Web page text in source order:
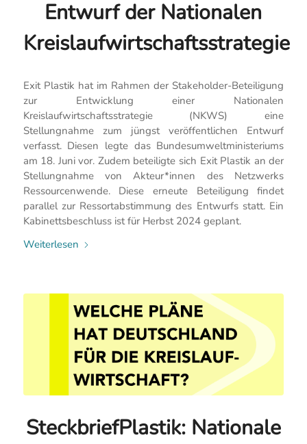
Entwurf der Nationalen
Kreislaufwirtschaftsstrategie
Exit Plastik hat im Rahmen der Stakeholder-Beteiligung
zur Entwicklung einer Nationalen
Kreislaufwirtschaftsstrategie (NKWS) eine
Stellungnahme zum jüngst veröffentlichen Entwurf
verfasst. Diesen legte das Bundesumweltministeriums
am 18. Juni vor. Zudem beteiligte sich Exit Plastik an der
Stellungnahme von Akteur*innen des Netzwerks
Ressourcenwende. Diese erneute Beteiligung findet
parallel zur Ressortabstimmung des Entwurfs statt. Ein
Kabinettsbeschluss ist für Herbst 2024 geplant.
Weiterlesen
SteckbriefPlastik: Nationale